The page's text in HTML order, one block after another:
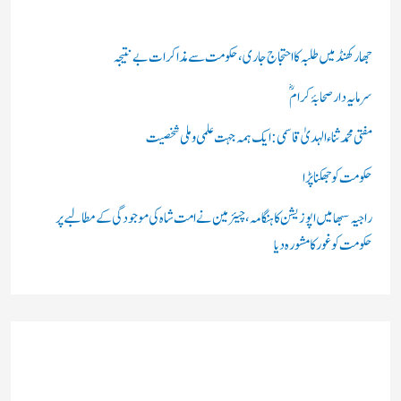
ں
:
جھارکھنڈ میں طلبہ کا احتجاج جاری، حکومت سے مذاکرات بے نتیجہ
سرمایہ دار صحابۂ کرامؓ
مفتی محمد ثناء الہدیٰ قاسمی: ایک ہمہ جہت علمی و ملی شخصیت
حکومت کو جھکنا پڑا
راجیہ سبھا میں اپوزیشن کا ہنگامہ، چیئرمین نے امت شاہ کی موجودگی کے مطالبے پر
حکومت کو غور کا مشورہ دیا